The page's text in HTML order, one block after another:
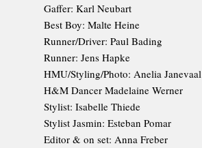
Gaffer: Karl Neubart
Best Boy: Malte Heine
Runner/Driver: Paul Bading
Runner: Jens Hapke
HMU/Styling/Photo: Anelia Janevaal
H&M Dancer Madelaine Werner
Stylist: Isabelle Thiede
Stylist Jasmin: Esteban Pomar
Editor & on set: Anna Freber